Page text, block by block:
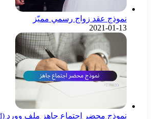
نموذج عقد زواج رسمي مميّز
2021-01-13
نموذج محضر اجتماع جاهز ملف وورد (Word)